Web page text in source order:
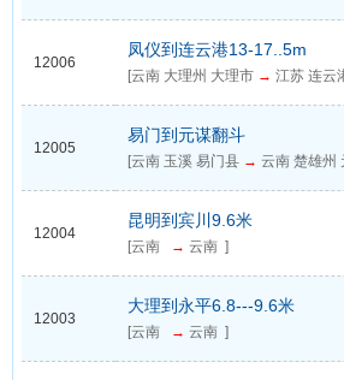
12006
凤仪到连云港13-17..5m
[云南 大理州 大理市 → 江苏 连云
12005
易门到元谋翻斗
[云南 玉溪 易门县 → 云南 楚雄州
12004
昆明到宾川9.6米
[云南 → 云南 ]
12003
大理到永平6.8---9.6米
[云南 → 云南 ]